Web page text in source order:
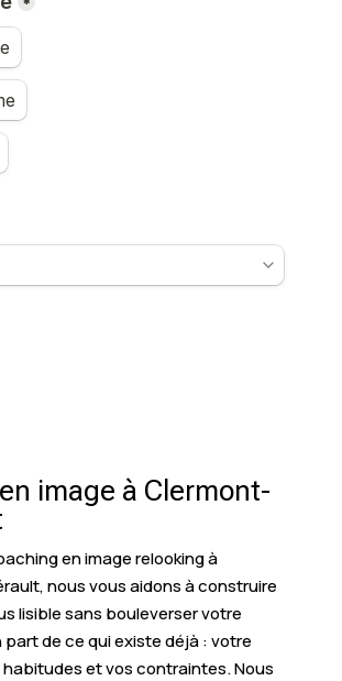
image à Clermont-
en image relooking à
nous vous aidons à construire
lisible sans bouleverser votre
part de ce qui existe déjà : votre
et vos contraintes. Nous